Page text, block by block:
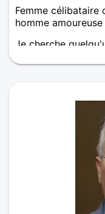
Femme célibataire
homme amoureuse
Je cherche
sincère.